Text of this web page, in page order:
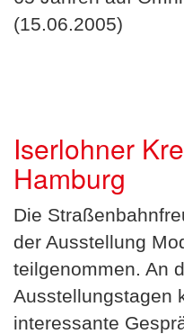
(15.06.2005)
Iserlohner
Hamburg
Die
der Ausstellung
teilgenommen. An
Ausstellungstagen
interessante